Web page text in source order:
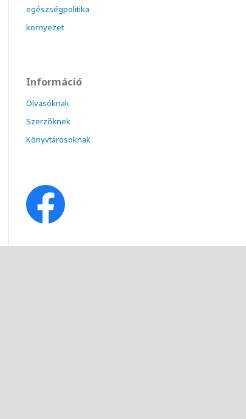
egészségpolitika
környezet
Információ
Olvasóknak
Szerzőknek
Könyvtárosoknak